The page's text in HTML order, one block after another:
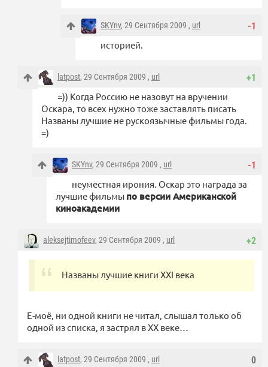
-1
SKYnv, 29 Сентября 2009 , url
историей.
+1
latpost, 29 Сентября 2009 , url
=)) Когда Россию не назовут на вручении
Оскара, то всех нужно тоже заставлять писать
Названы лучшие не рускоязычные фильмы года.
=)
-1
SKYnv, 29 Сентября 2009 , url
неуместная ирония. Оскар это награда за
лучшие фильмы по версии Американской
киноакадемии
+2
aleksejtimofeev, 29 Сентября 2009 , url
Названы лучшие книги XXI века
Е-моё, ни одной книги не читал, слышал только об
одной из списка, я застрял в ХХ веке…
0
latpost, 29 Сентября 2009 , url